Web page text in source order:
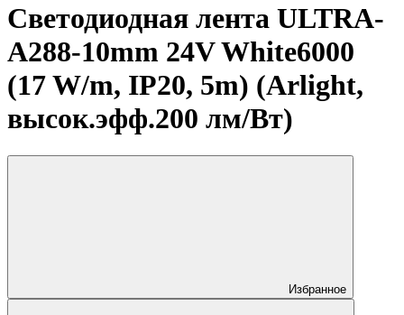
Светодиодная лента ULTRA-
A288-10mm 24V White6000
(17 W/m, IP20, 5m) (Arlight,
высок.эфф.200 лм/Вт)
Избранное